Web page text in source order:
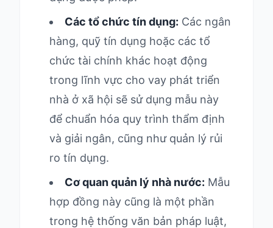
Các tổ chức tín dụng: Các ngân
hàng, quỹ tín dụng hoặc các tổ
chức tài chính khác hoạt động
trong lĩnh vực cho vay phát triển
nhà ở xã hội sẽ sử dụng mẫu này
để chuẩn hóa quy trình thẩm định
và giải ngân, cũng như quản lý rủi
ro tín dụng.
Cơ quan quản lý nhà nước: Mẫu
hợp đồng này cũng là một phần
trong hệ thống văn bản pháp luật,